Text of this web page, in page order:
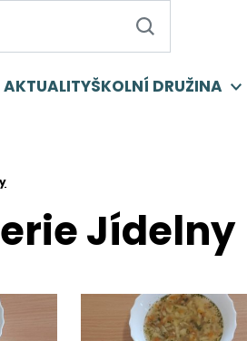
AKTUALITYŠKOLNÍ DRUŽINA
Jídelny